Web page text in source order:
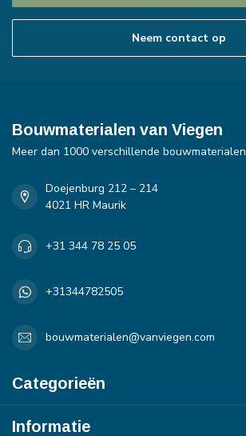
Neem contact op
Bouwmaterialen van Viegen
Meer dan 1000 verschillende bouwmaterialen
Doejenburg 212 – 214
4021 HR Maurik
+31 344 78 25 05
+31344782505
bouwmaterialen@vanviegen.com
Categorieën
Informatie